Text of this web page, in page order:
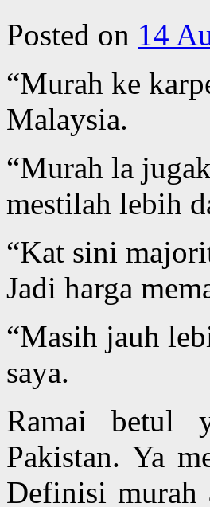
Posted on 14
“Murah ke
Malaysia.
“Murah la
mestilah lebih
“Kat sini
Jadi harga
“Masih jauh
saya.
Ramai betul
Pakistan. Ya
Definisi murah